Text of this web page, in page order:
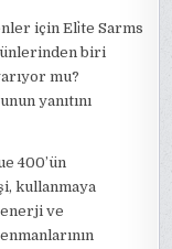
için Eli̇te Sarms
biri
mu?
yanıtını
400’ün
kullanmaya
enerji ve